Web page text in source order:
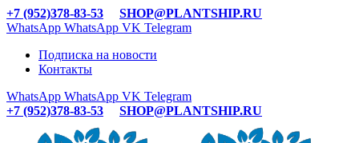
+7 (952)378-83-53
SHOP@PLANTSHIP.RU
WhatsApp WhatsApp VK Telegram
Подписка на новости
Контакты
WhatsApp WhatsApp VK Telegram
+7 (952)378-83-53
SHOP@PLANTSHIP.RU